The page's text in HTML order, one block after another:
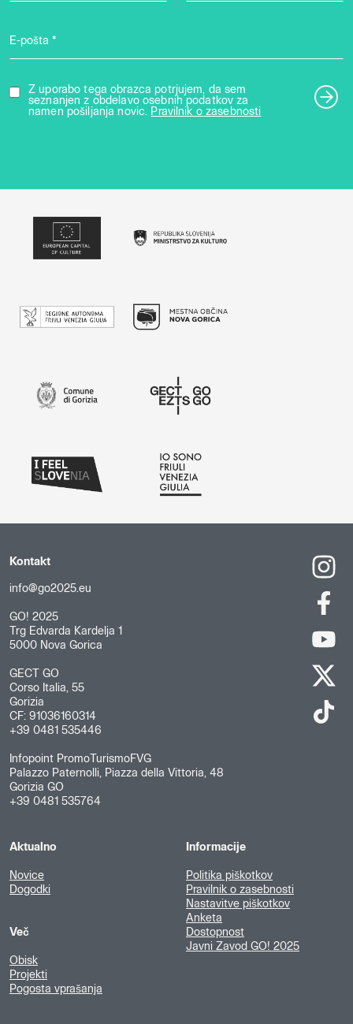
E-pošta *
Z uporabo tega obrazca potrjujem, da sem
seznanjen z obdelavo osebnih podatkov za
namen pošiljanja novic. Pravilnik o zasebnosti
Kontakt
info@go2025.eu
GO! 2025
Trg Edvarda Kardelja 1
5000 Nova Gorica
GECT GO
Corso Italia, 55
Gorizia
CF: 91036160314
+39 0481 535446
Infopoint PromoTurismoFVG
Palazzo Paternolli, Piazza della Vittoria, 48
Gorizia GO
+39 0481 535764
Aktualno
Novice
Dogodki
Več
Obisk
Projekti
Pogosta vprašanja
Informacije
Politika piškotkov
Pravilnik o zasebnosti
Nastavitve piškotkov
Anketa
Dostopnost
Javni Zavod GO! 2025